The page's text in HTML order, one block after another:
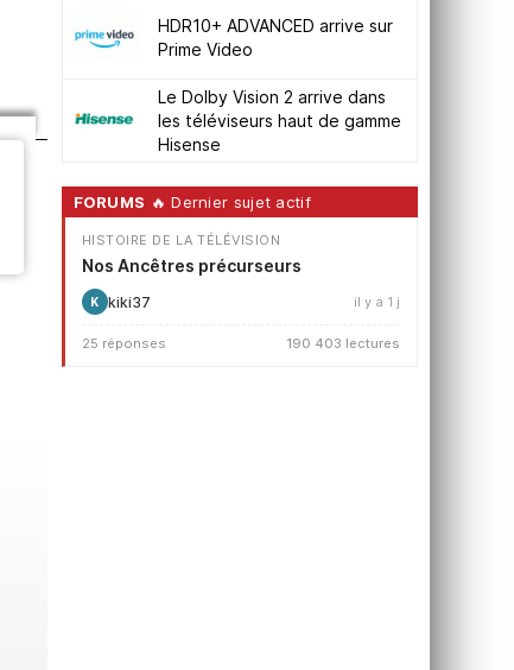
HDR10+ ADVANCED arrive sur
Prime Video
Le Dolby Vision 2 arrive dans
les téléviseurs haut de gamme
Hisense
FORUMS 🔥 Dernier sujet actif
HISTOIRE DE LA TÉLÉVISION
Nos Ancêtres précurseurs
K kiki37 il y a 1 j
25 réponses 190 403 lectures